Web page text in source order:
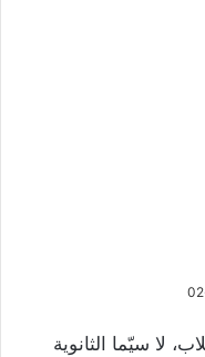
لا سيّما الثانوية